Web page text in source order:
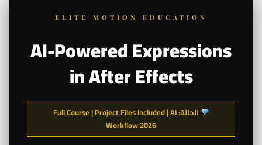
ELITE MOTION EDUCATION
AI-Powered Expressions
in After Effects
الحالة: Full Course | Project Files Included | AI
Workflow 2026